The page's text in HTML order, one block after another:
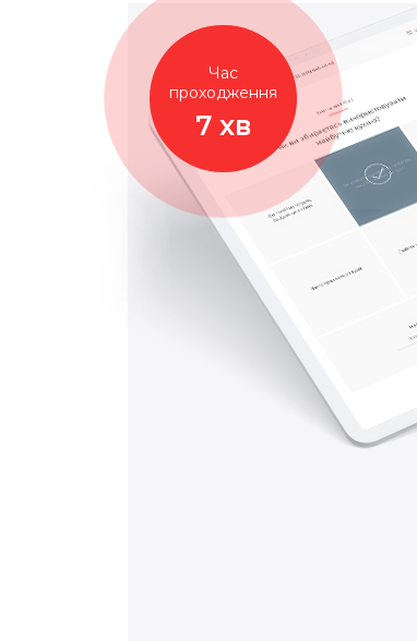
Час
проходження
7 хв